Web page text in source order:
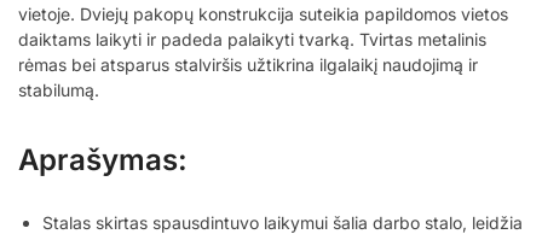
vietoje. Dviejų pakopų konstrukcija suteikia papildomos vietos
daiktams laikyti ir padeda palaikyti tvarką. Tvirtas metalinis
rėmas bei atsparus stalviršis užtikrina ilgalaikį naudojimą ir
stabilumą.
Aprašymas:
Stalas skirtas spausdintuvo laikymui šalia darbo stalo, leidžia